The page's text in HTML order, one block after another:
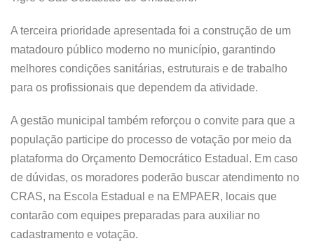
A terceira prioridade apresentada foi a construção de um
matadouro público moderno no município, garantindo
melhores condições sanitárias, estruturais e de trabalho
para os profissionais que dependem da atividade.
A gestão municipal também reforçou o convite para que a
população participe do processo de votação por meio da
plataforma do Orçamento Democrático Estadual. Em caso
de dúvidas, os moradores poderão buscar atendimento no
CRAS, na Escola Estadual e na EMPAER, locais que
contarão com equipes preparadas para auxiliar no
cadastramento e votação.